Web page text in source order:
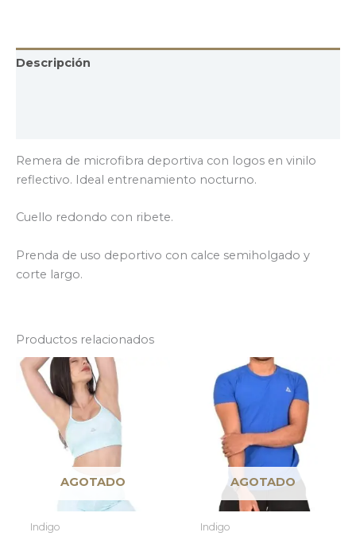
Descripción
Remera de microfibra deportiva con logos en vinilo
reflectivo. Ideal entrenamiento nocturno.
Cuello redondo con ribete.
Prenda de uso deportivo con calce semiholgado y
corte largo.
Productos relacionados
AGOTADO
Indigo
AGOTADO
Indigo